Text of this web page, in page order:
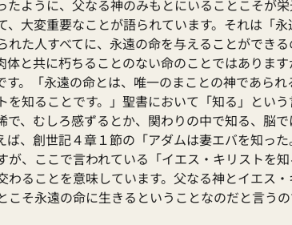
ように、父なる神のみもとにいることこそが栄
大変重要なことが語られています。それは「永
れた人すべてに、永遠の命を与えることができ
体と共に朽ちることのない命のことではありま
す。「永遠の命とは、唯一のまことの神であら
を知ることです。」聖書において「知る」とい
、むしろ感ずるとか、関わりの中で知る、脳
ば、創世記４章１節の「アダムは妻エバを知っ
、ここで言われている「イエス・キリストを知
わることを意味しています。父なる神とイエス
そ永遠の命に生きるということなのだと言うの